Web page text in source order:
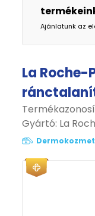
Ajánlatunk az
La Roche-
Gyártó: La